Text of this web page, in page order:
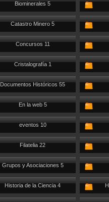
Biominerales 5
Catastro Minero 5
Concursos 11
Cristalografía 1
Documentos Históricos 55
En la web 5
eventos 10
Filatelia 22
Grupos y Asociaciones 5
Historia de la Ciencia 4